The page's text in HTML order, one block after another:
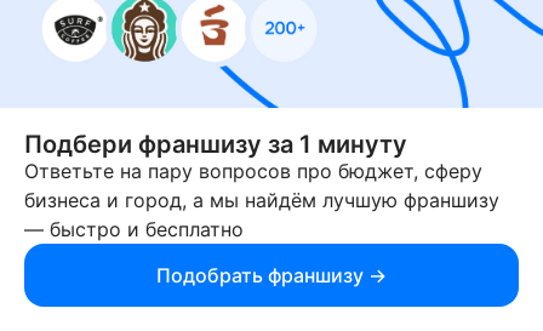
Категории франшиз
Отзывы
Top List
По вложениям
По новизне
По популярности
Питание
Статьи по франчайзингу
Франшиза это
Франчайзинг это
Паушальный взнос это
Франчайзи это
Подбери франшизу за 1 минуту
Ответьте на пару вопросов про бюджет, сферу
бизнеса и город, а мы найдём лучшую франшизу
— быстро и бесплатно
Подобрать франшизу →